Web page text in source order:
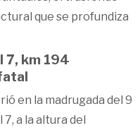
que se profundiza
7, km 194
en la madrugada del 9
a la altura del